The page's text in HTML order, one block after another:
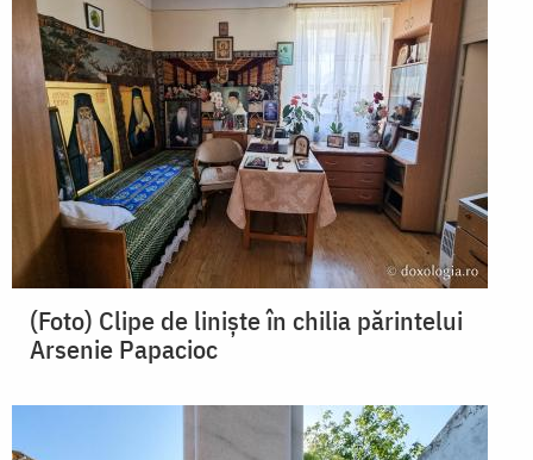
(Foto) Clipe de liniște în chilia părintelui
Arsenie Papacioc